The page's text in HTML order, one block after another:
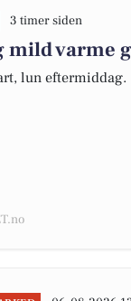
3 timer siden
mild varme
lun eftermiddag.